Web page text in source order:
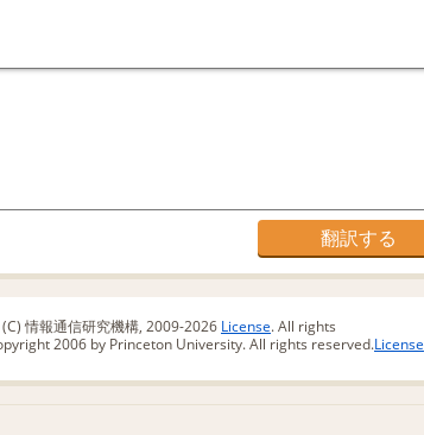
情報通信研究機構, 2009-2026 License. All rights
2006 by Princeton University. All rights reserved.License